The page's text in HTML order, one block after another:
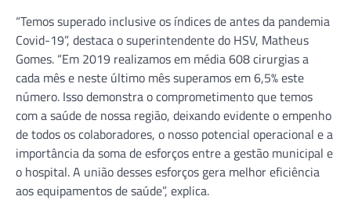
“Temos superado inclusive os índices de antes da pandemia
Covid-19”, destaca o superintendente do HSV, Matheus
Gomes. “Em 2019 realizamos em média 608 cirurgias a
cada mês e neste último mês superamos em 6,5% este
número. Isso demonstra o comprometimento que temos
com a saúde de nossa região, deixando evidente o empenho
de todos os colaboradores, o nosso potencial operacional e a
importância da soma de esforços entre a gestão municipal e
o hospital. A união desses esforços gera melhor eficiência
aos equipamentos de saúde”, explica.